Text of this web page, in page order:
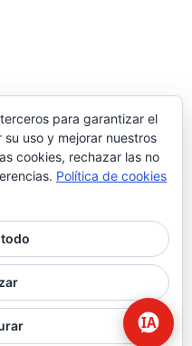
| Seguridad Alimentaria.
para garantizar el
uso y mejorar nuestros
cookies, rechazar las no
Política de cookies